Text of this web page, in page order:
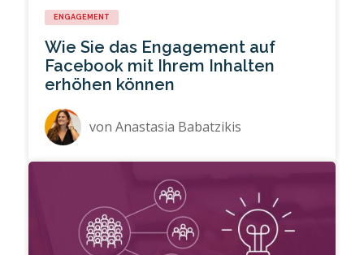
ENGAGEMENT
Wie Sie das Engagement auf
Facebook mit Ihrem Inhalten
erhöhen können
vonAnastasia Babatzikis